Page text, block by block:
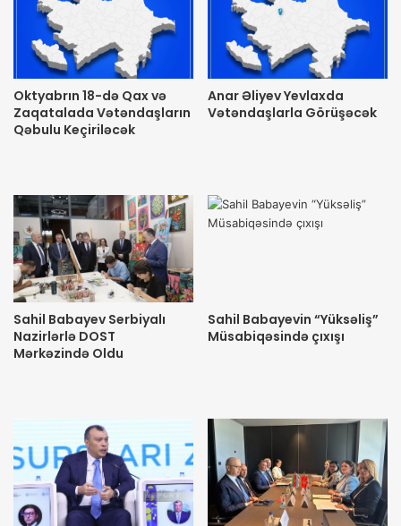
Oktyabrın 18-də Qax və
Zaqatalada Vətəndaşların
Qəbulu Keçiriləcək
Anar Əliyev Yevlaxda
Vətəndaşlarla Görüşəcək
Sahil Babayev Serbiyalı
Nazirlərlə DOST
Mərkəzində Oldu
Sahil Babayevin “Yüksəliş”
Müsabiqəsində çıxışı